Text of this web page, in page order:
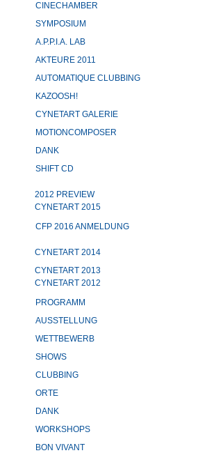
CINECHAMBER
SYMPOSIUM
A.P.P.I.A. LAB
AKTEURE 2011
AUTOMATIQUE CLUBBING
KAZOOSH!
CYNETART GALERIE
MOTIONCOMPOSER
DANK
SHIFT CD
2012 PREVIEW
CYNETART 2015
CFP 2016 ANMELDUNG
CYNETART 2014
CYNETART 2013
CYNETART 2012
PROGRAMM
AUSSTELLUNG
WETTBEWERB
SHOWS
CLUBBING
ORTE
DANK
WORKSHOPS
BON VIVANT